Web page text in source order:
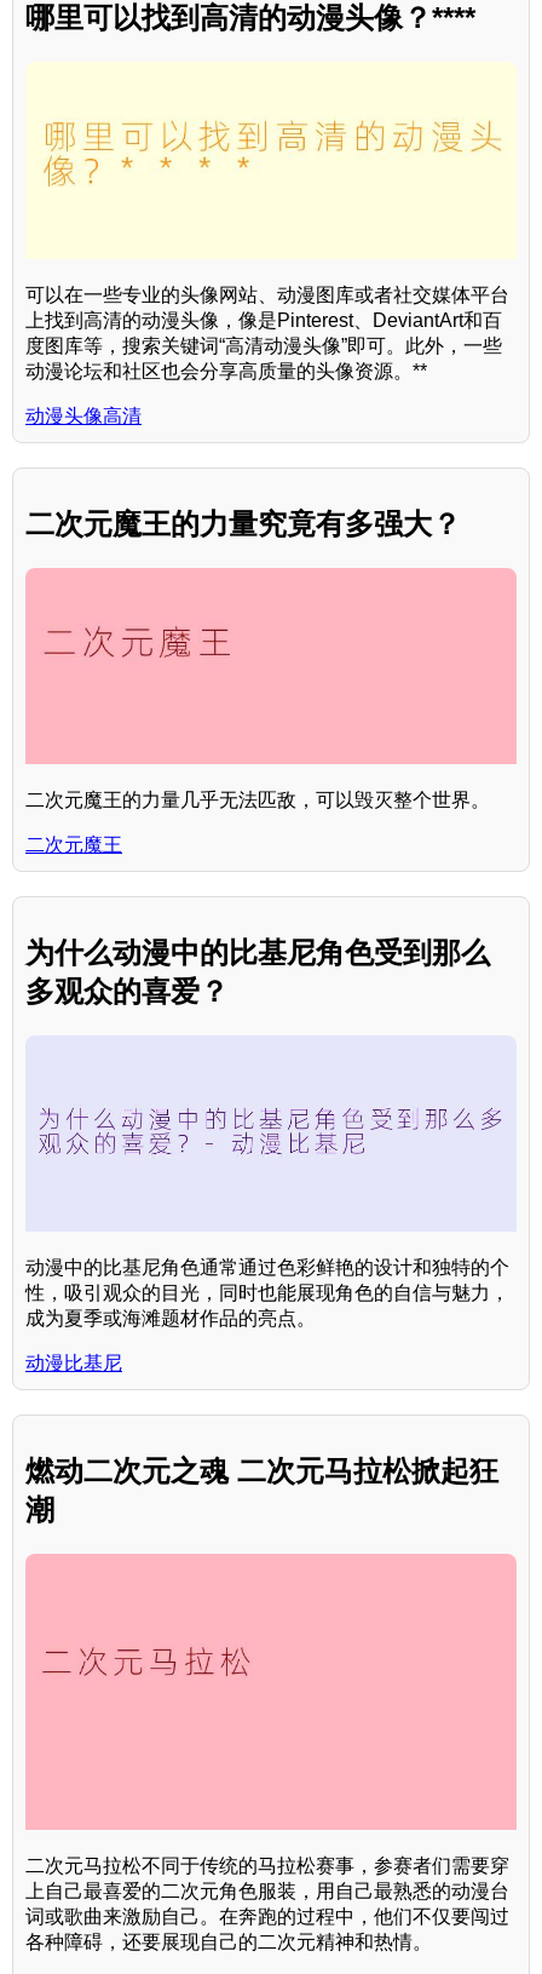
哪里可以找到高清的动漫头像？****
可以在一些专业的头像网站、动漫图库或者社交媒体平台
上找到高清的动漫头像，像是Pinterest、DeviantArt和百
度图库等，搜索关键词“高清动漫头像”即可。此外，一些
动漫论坛和社区也会分享高质量的头像资源。**
动漫头像高清
二次元魔王的力量究竟有多强大？
二次元魔王的力量几乎无法匹敌，可以毁灭整个世界。
二次元魔王
为什么动漫中的比基尼角色受到那么
多观众的喜爱？
动漫中的比基尼角色通常通过色彩鲜艳的设计和独特的个
性，吸引观众的目光，同时也能展现角色的自信与魅力，
成为夏季或海滩题材作品的亮点。
动漫比基尼
燃动二次元之魂 二次元马拉松掀起狂
潮
二次元马拉松不同于传统的马拉松赛事，参赛者们需要穿
上自己最喜爱的二次元角色服装，用自己最熟悉的动漫台
词或歌曲来激励自己。在奔跑的过程中，他们不仅要闯过
各种障碍，还要展现自己的二次元精神和热情。